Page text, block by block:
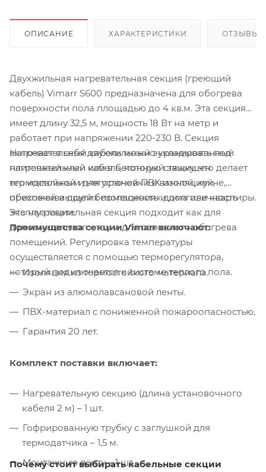
ОПИСАНИЕ ХАРАКТЕРИСТИКИ ОТЗЫВЫ
Двухжильная нагревательная секция (греющий
кабель) Vimarr S600 предназначена для обогрева
поверхности пола площадью до 4 кв.м. Эта секция
имеет длину 32,5 м, мощность 18 Вт на метр и
работает при напряжении 220-230 В. Секция
включает в себя двухжильный экранированный
нагревательный кабель, который защищен
термостойкой и негорючей ПВХ изоляцией,
обеспечивающей безопасность и долговечность
эксплуатации.
Нагревательный кабель можно укладывать под
плиточный клей или в бетонную стяжку, что делает
его идеальным для установки в ванной, кухне,
прихожей и других помещениях дома или квартиры.
Эта нагревательная секция подходит как для
дополнительного, так и для основного обогрева
помещений. Регулировка температуры
осуществляется с помощью терморегулятора,
который подключается к системе теплого пола.
Преимущества секции Vimarr включают:
Изоляция из термостойкого материала.
Экран из алюмолавсановой ленты.
ПВХ-материал с пониженной пожароопасностью.
Гарантия 20 лет.
Комплект поставки включает:
Нагревательную секцию (длина установочного
кабеля 2 м) – 1 шт.
Гофрированную трубку с заглушкой для
термодатчика – 1,5 м.
Монтажную ленту – 1 шт.
Почему стоит выбирать кабельные секции